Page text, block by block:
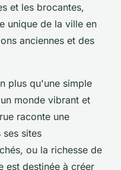
et les brocantes,
unique de la ville en
anciennes et des
plus qu'une simple
monde vibrant et
raconte une
sites
ou la richesse de
est destinée à créer